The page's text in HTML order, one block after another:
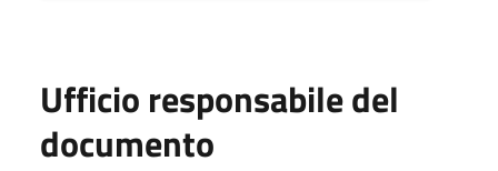
Ufficio responsabile del
documento